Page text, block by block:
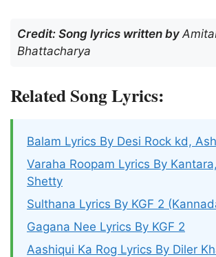
Credit: Song lyrics written by
Bhattacharya
Related Song Lyrics:
Balam Lyrics By Desi Rock kd,
Varaha Roopam Lyrics By
Shetty
Sulthana Lyrics By KGF 2
Gagana Nee Lyrics By KGF 2
Aashiqui Ka Rog Lyrics By Diler